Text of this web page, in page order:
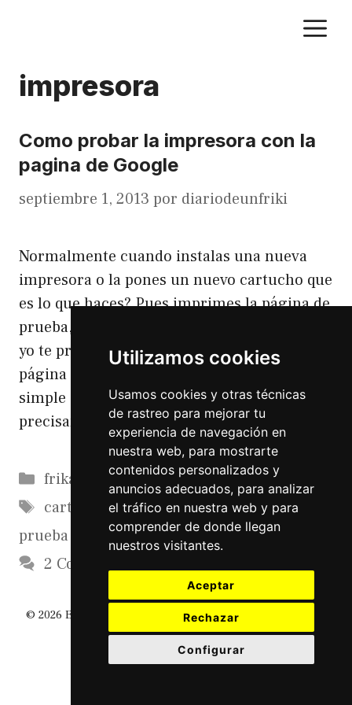
Utilizamos cookies
Usamos cookies y otras técnicas
de rastreo para mejorar tu
experiencia de navegación en
nuestra web, para mostrarte
contenidos personalizados y
anuncios adecuados, para analizar
el tráfico en nuestra web y para
comprender de donde llegan
nuestros visitantes.
Aceptar
Rechazar
Configurar
impresora
Como probar la impresora con la
pagina de Google
septiembre 1, 2013 por diariodeunfriki
Normalmente cuando instalas una nueva
impresora o la pones un nuevo cartucho que
es lo que haces? Pues imprimes la página de
prueba, normalmente la de Windows. Pues
yo te propongo hacer otra cosa, imprime la
página de Inicio de Google. El truco es mas
simple de lo que piensas .. y por que
precisamente la …Leer más
Categorías
frikadas
Etiquetas
cartuchos, google,impresora, pagina de
prueba
2 Comments
© 2026 El Diario De Un Friki • Creado con